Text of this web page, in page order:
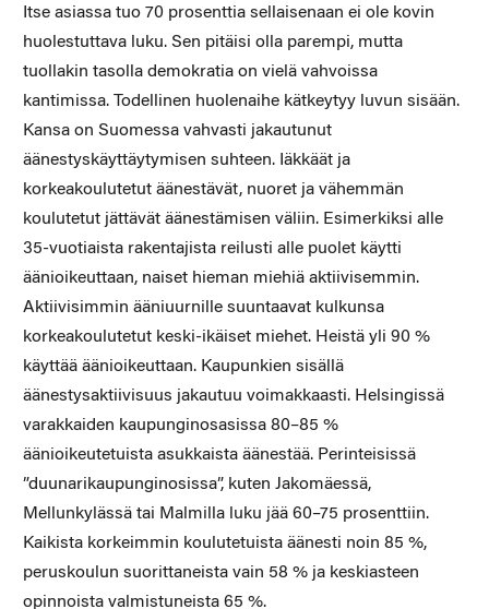
Itse asiassa tuo 70 prosenttia sellaisenaan ei ole kovin
huolestuttava luku. Sen pitäisi olla parempi, mutta
tuollakin tasolla demokratia on vielä vahvoissa
kantimissa. Todellinen huolenaihe kätkeytyy luvun sisään.
Kansa on Suomessa vahvasti jakautunut
äänestyskäyttäytymisen suhteen. Iäkkäät ja
korkeakoulutetut äänestävät, nuoret ja vähemmän
koulutetut jättävät äänestämisen väliin. Esimerkiksi alle
35-vuotiaista rakentajista reilusti alle puolet käytti
äänioikeuttaan, naiset hieman miehiä aktiivisemmin.
Aktiivisimmin ääniuurnille suuntaavat kulkunsa
korkeakoulutetut keski-ikäiset miehet. Heistä yli 90 %
käyttää äänioikeuttaan. Kaupunkien sisällä
äänestysaktiivisuus jakautuu voimakkaasti. Helsingissä
varakkaiden kaupunginosasissa 80–85 %
äänioikeutetuista asukkaista äänestää. Perinteisissä
”duunarikaupunginosissa”, kuten Jakomäessä,
Mellunkylässä tai Malmilla luku jää 60–75 prosenttiin.
Kaikista korkeimmin koulutetuista äänesti noin 85 %,
peruskoulun suorittaneista vain 58 % ja keskiasteen
opinnoista valmistuneista 65 %.